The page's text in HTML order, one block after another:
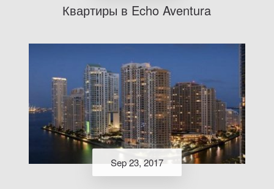
Квартиры в Echo Aventura
Sep 23, 2017